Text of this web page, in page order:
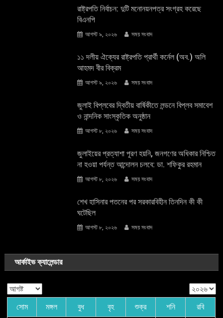
রাষ্ট্রপতি নির্বাচন: দুটি মনোনয়নপত্র সংগ্রহ করেছে
বিএনপি
আগস্ট ৯, ২০২৬ সময় সংবাদ
১১ দলীয় ঐক্যের রাষ্ট্রপতি প্রার্থী কর্নেল (অব.) অলি
আহমদ বীর বিক্রম
আগস্ট ৯, ২০২৬ সময় সংবাদ
জুলাই বিপ্লবের দ্বিতীয় বার্ষিকীতে লন্ডনে বিপ্লব সমাবেশ
ও নান্দনিক সাংস্কৃতিক অনুষ্ঠান
আগস্ট ৮, ২০২৬ সময় সংবাদ
জুলাইয়ের প্রত্যাশা পূরণ হয়নি, জনগণের অধিকার নিশ্চিত
না হওয়া পর্যন্ত আন্দোলন চলবে: ডা. শফিকুর রহমান
আগস্ট ৮, ২০২৬ সময় সংবাদ
শেখ হাসিনার পতনের পর সরকারবিহীন তিনদিন কী কী
ঘটেছিল
আগস্ট ৮, ২০২৬ সময় সংবাদ
আর্কাইভ ক্যালেন্ডার
সোম মঙ্গল বুধ বৃহ শুক্র শনি রবি